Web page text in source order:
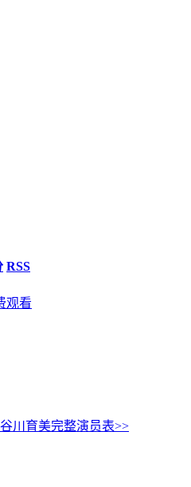
RSS
川育美完整演员表>>